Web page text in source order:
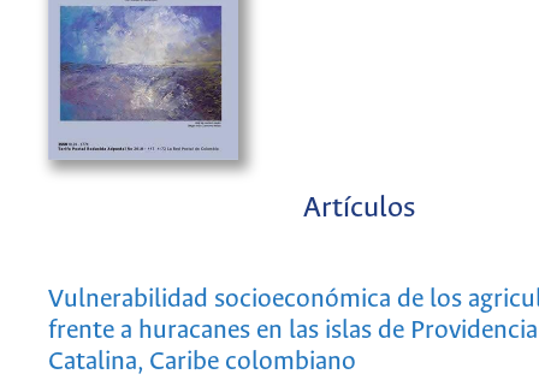
Artículos
Vulnerabilidad socio­económica de los
frente a huracanes en las islas de
Catalina, Caribe colombiano